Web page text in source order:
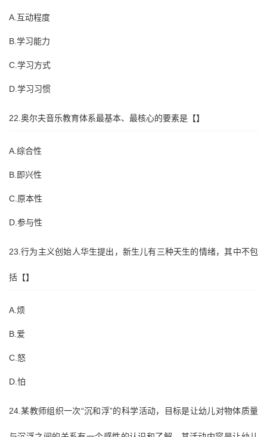
A.互动程度
B.学习能力
C.学习方式
D.学习习惯
22.奥尔夫音乐教育体系最基本、最核心的要素是【】
A.综合性
B.即兴性
C.原本性
D.参与性
23.行为主义创始人华生提出，新生儿有三种天生的情绪，其中不包
括【】
A.烦
B.爱
C.怒
D.怕
24.某教师组织一次“沉和浮”的科学活动，目标是让幼儿对物体质量